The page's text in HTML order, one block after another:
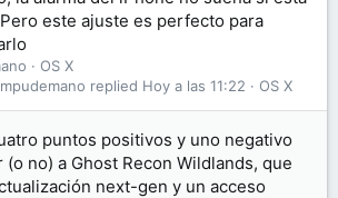
este ajuste es perfecto para
OS X
OS X
Hoy a las 11:22
puntos positivos y uno negativo
(o no) a Ghost Recon Wildlands, que
next-gen y un acceso